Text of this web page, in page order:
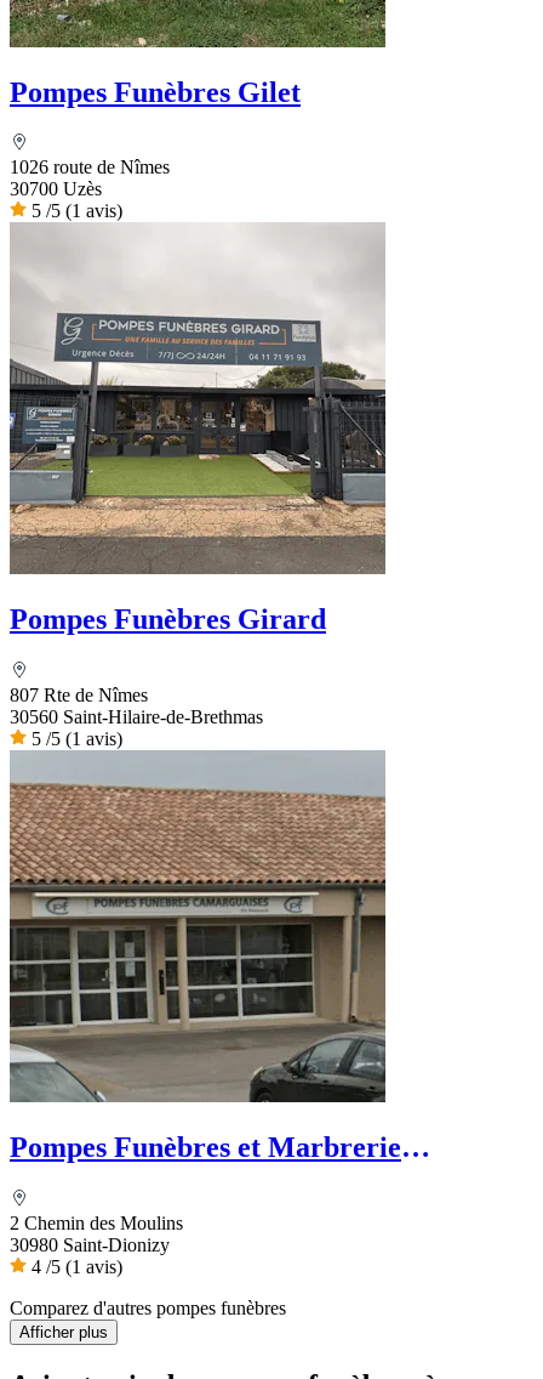
Pompes Funèbres Gilet
1026 route de Nîmes
30700 Uzès
5 /5 (1 avis)
Pompes Funèbres Girard
807 Rte de Nîmes
30560 Saint-Hilaire-de-Brethmas
5 /5 (1 avis)
Pompes Funèbres et Marbrerie
2 Chemin des Moulins
30980 Saint-Dionizy
4 /5 (1 avis)
Comparez d'autres pompes funèbres
Afficher plus